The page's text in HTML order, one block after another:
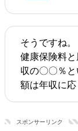
そうですね。
健康保険料
収の〇〇％
額は年収に応
スポンサーリンク